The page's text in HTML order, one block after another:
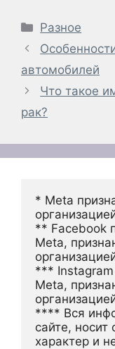
Рубрики
Разное
автомобилей
Что такое
рак?
* Meta
** Facebook
Meta,
***
Meta,
**** Вся
сайте, носит
характер и